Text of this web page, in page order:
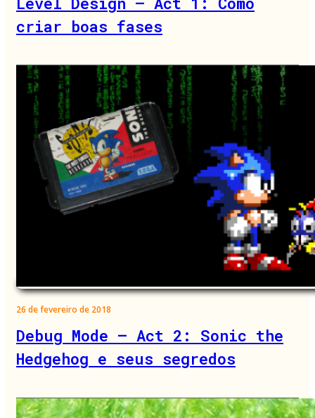
criar boas fases
26 de fevereiro de 2018
Debug Mode – Act 2: Sonic the
Hedgehog e seus segredos